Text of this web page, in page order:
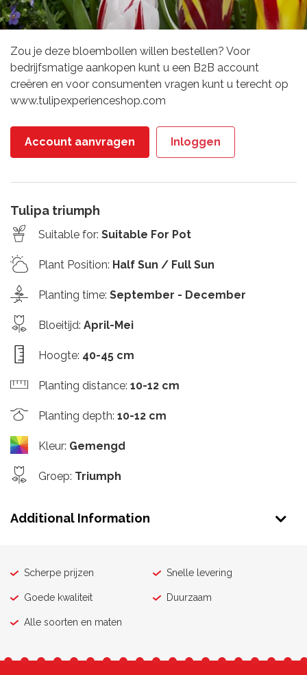
Zou je deze bloembollen willen bestellen? Voor
bedrijfsmatige aankopen kunt u een B2B account
creëren en voor consumenten vragen kunt u terecht op
www.tulipexperienceshop.com
Account aanvragen Inloggen
Tulipa triumph
Suitable for: Suitable For Pot
Plant Position: Half Sun / Full Sun
Planting time: September - December
Bloeitijd: April-Mei
Hoogte: 40-45 cm
Planting distance: 10-12 cm
Planting depth: 10-12 cm
Kleur: Gemengd
Groep: Triumph
Additional Information
Scherpe prijzen Snelle levering
Goede kwaliteit Duurzaam
Alle soorten en maten